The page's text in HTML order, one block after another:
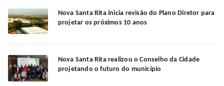
Nova Santa Rita inicia revisão do Plano Diretor para
projetar os próximos 10 anos
Nova Santa Rita realizou o Conselho da Cidade
projetando o futuro do município